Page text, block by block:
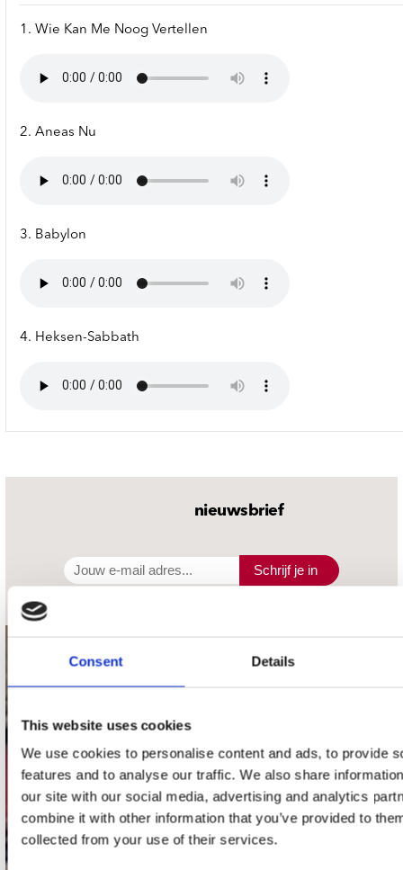
Consent Details
This website uses cookies
We use cookies to personalise content and ads, to provide
features and to analyse our traffic. We also share
our site with our social media, advertising and analytics
combine it with other information that you’ve provided to
collected from your use of their services.
1. Wie Kan Me Noog Vertellen
2. Aneas Nu
3. Babylon
4. Heksen-Sabbath
nieuwsbrief
Schrijf je in
contact
Concerto Recordstore
Utrechtsestraat 52-60
1017 VP Amsterdam